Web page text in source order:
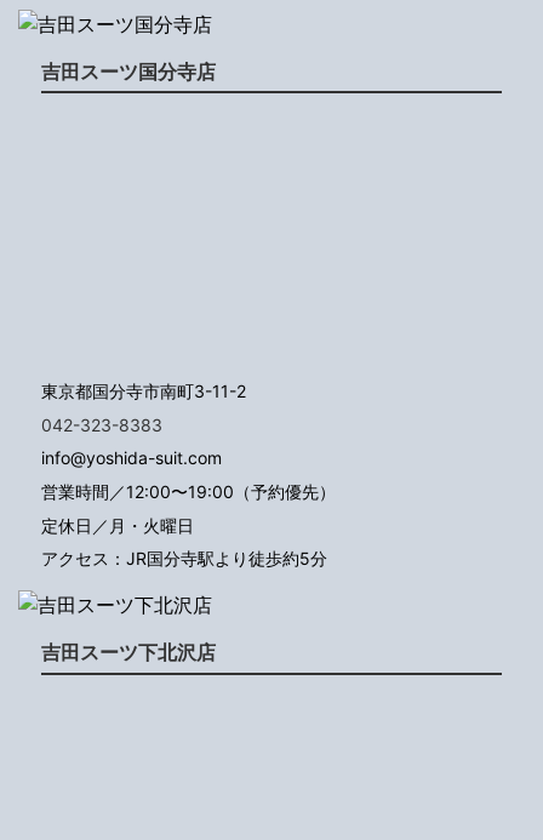
吉田スーツ国分寺店
東京都国分寺市南町3-11-2
042-323-8383
info@yoshida-suit.com
営業時間／12:00〜19:00（予約優先）
定休日／月・火曜日
アクセス：JR国分寺駅より徒歩約5分
吉田スーツ下北沢店